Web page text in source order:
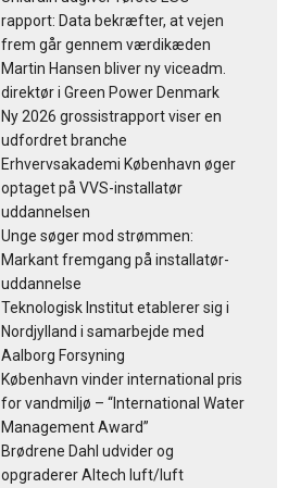
rapport: Data bekræfter, at vejen
frem går gennem værdikæden
Martin Hansen bliver ny viceadm.
direktør i Green Power Denmark
Ny 2026 grossistrapport viser en
udfordret branche
Erhvervsakademi København øger
optaget på VVS-installatør
uddannelsen
Unge søger mod strømmen:
Markant fremgang på installatør-
uddannelse
Teknologisk Institut etablerer sig i
Nordjylland i samarbejde med
Aalborg Forsyning
København vinder international pris
for vandmiljø – “International Water
Management Award”
Brødrene Dahl udvider og
opgraderer Altech luft/luft